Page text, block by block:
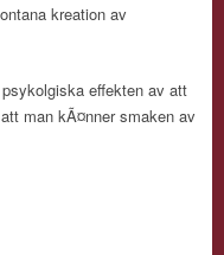
kreation av
effekten av att
man kÃ¤nner smaken av